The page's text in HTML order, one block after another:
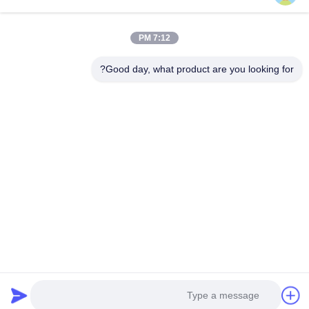
بهترین قیمت رو بدست بیار
7:12 PM
Good day, what product are you looking for?